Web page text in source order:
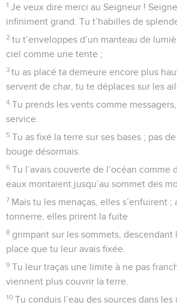
1 Je veux dire merci au Seigneur !
infiniment grand. Tu t’habilles de
2 tu t’enveloppes d’un manteau de
ciel comme une tente ;
3 tu as placé ta demeure encore plus
servent de char, tu te déplaces sur les
4 Tu prends les vents comme
service.
5 Tu as fixé la terre sur ses bases ; pas
bouge désormais.
6 Tu l’avais couverte de l’océan comme
eaux montaient jusqu’au sommet des
7 Mais tu les menaças, elles s’enfuirent ;
tonnerre, elles prirent la fuite
8 grimpant sur les sommets, descendant
place que tu leur avais fixée.
9 Tu leur traças une limite à ne pas
viennent plus couvrir la terre.
10 Tu conduis l’eau des sources dans les